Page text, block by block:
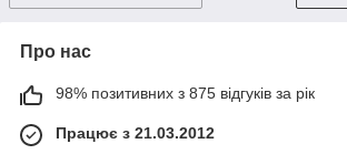
Про нас
98% позитивних з 875 відгуків за рік
Працює з 21.03.2012